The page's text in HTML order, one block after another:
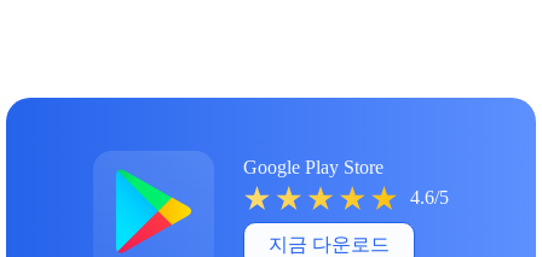
Google Play Store
4.6/5
지금 다운로드